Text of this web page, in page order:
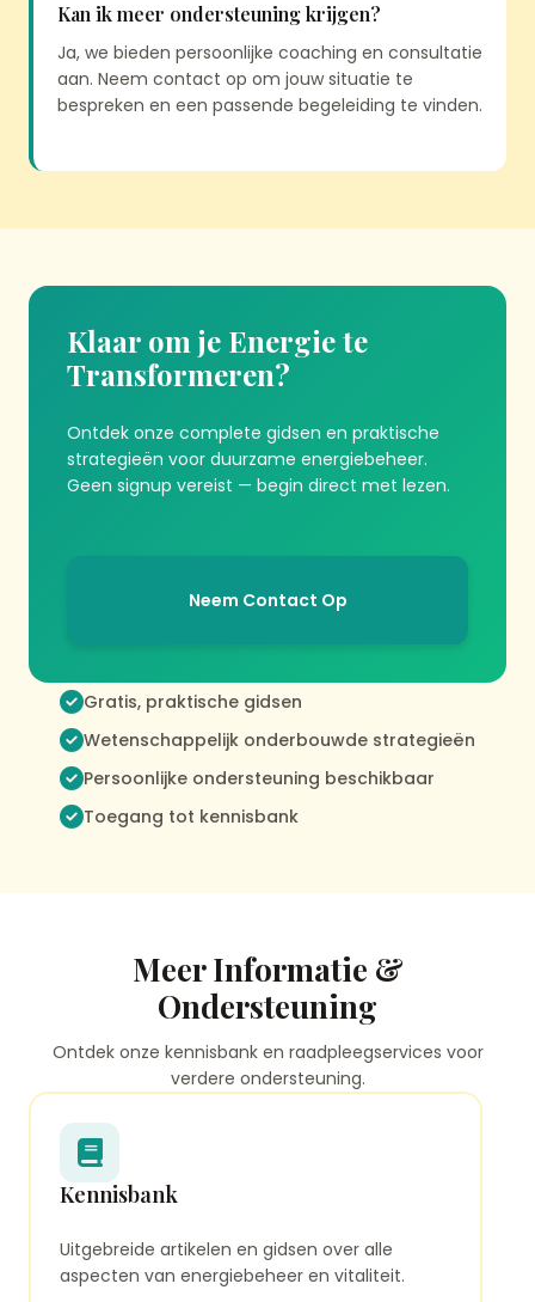
Kan ik meer ondersteuning krijgen?
Ja, we bieden persoonlijke coaching en consultatie
aan. Neem contact op om jouw situatie te
bespreken en een passende begeleiding te vinden.
Klaar om je Energie te
Transformeren?
Ontdek onze complete gidsen en praktische
strategieën voor duurzame energiebeheer.
Geen signup vereist — begin direct met lezen.
Neem Contact Op
Gratis, praktische gidsen
Wetenschappelijk onderbouwde strategieën
Persoonlijke ondersteuning beschikbaar
Toegang tot kennisbank
Meer Informatie &
Ondersteuning
Ontdek onze kennisbank en raadpleegservices voor
verdere ondersteuning.
Kennisbank
Uitgebreide artikelen en gidsen over alle
aspecten van energiebeheer en vitaliteit.